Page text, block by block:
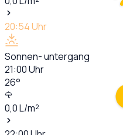
20:54Uhr
Sonnen- untergang
21:00Uhr
26°
0,0L/m²